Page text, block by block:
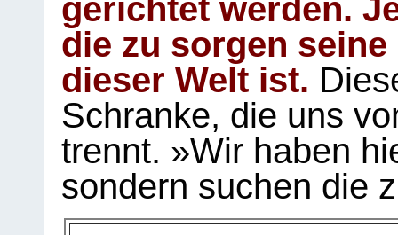
gerichtet werden.
die zu sorgen
dieser Welt ist.
Schranke, die uns
trennt. »Wir haben
sondern suchen die